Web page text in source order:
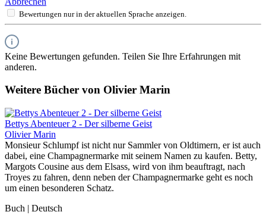
Bewertungen nur in der aktuellen Sprache anzeigen.
Keine Bewertungen gefunden. Teilen Sie Ihre Erfahrungen mit
anderen.
Weitere Bücher von Olivier Marin
Bettys Abenteuer 2 - Der silberne Geist
Olivier Marin
Monsieur Schlumpf ist nicht nur Sammler von Oldtimern, er ist auch
dabei, eine Champagnermarke mit seinem Namen zu kaufen. Betty,
Margots Cousine aus dem Elsass, wird von ihm beauftragt, nach
Troyes zu fahren, denn neben der Champagnermarke geht es noch
um einen besonderen Schatz.
Buch | Deutsch